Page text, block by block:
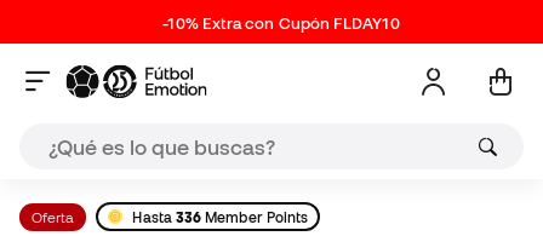
-10% Extra con Cupón FLDAY10
Oferta Hasta 336 Member Points